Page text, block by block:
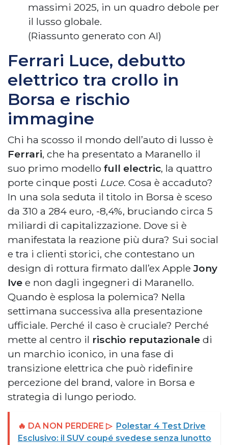
massimi 2025, in un quadro debole per
il lusso globale.
(Riassunto generato con AI)
Ferrari Luce, debutto
elettrico tra crollo in
Borsa e rischio
immagine
Chi ha scosso il mondo dell’auto di lusso è
Ferrari, che ha presentato a Maranello il
suo primo modello full electric, la quattro
porte cinque posti Luce. Cosa è accaduto?
In una sola seduta il titolo in Borsa è sceso
da 310 a 284 euro, -8,4%, bruciando circa 5
miliardi di capitalizzazione. Dove si è
manifestata la reazione più dura? Sui social
e tra i clienti storici, che contestano un
design di rottura firmato dall’ex AppleJony
Ive e non dagli ingegneri di Maranello.
Quando è esplosa la polemica? Nella
settimana successiva alla presentazione
ufficiale. Perché il caso è cruciale? Perché
mette al centro il rischio reputazionale di
un marchio iconico, in una fase di
transizione elettrica che può ridefinire
percezione del brand, valore in Borsa e
strategia di lungo periodo.
🔥 DA NON PERDERE ▷ Polestar 4 Test Drive
Esclusivo: il SUV coupé svedese senza lunotto